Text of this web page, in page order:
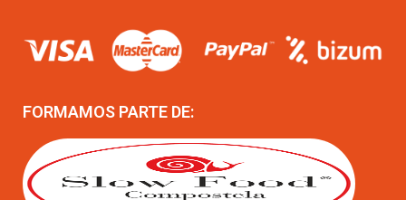
FORMAMOS PARTE DE: